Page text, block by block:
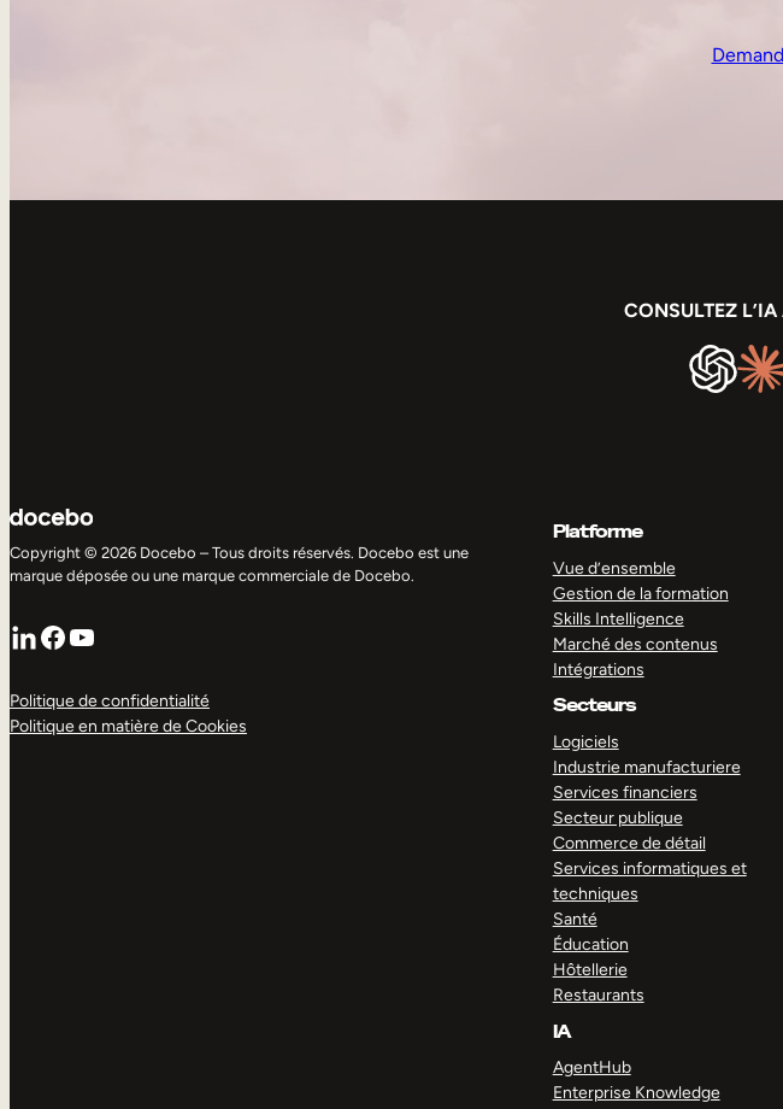
CONSULTEZ
Copyright © 2026 Docebo – Tous droits réservés. Docebo est une
marque déposée ou une marque commerciale de Docebo.
LinkedIn
Facebook
YouTube
Politique de confidentialité
Politique en matière de Cookies
Platforme
Vue d’ensemble
Gestion de la formation
Skills Intelligence
Marché des contenus
Intégrations
Secteurs
Logiciels
Industrie manufacturiere
Services financiers
Secteur publique
Commerce de détail
Services informatiques et
techniques
Santé
Éducation
Hôtellerie
Restaurants
IA
AgentHub
Enterprise Knowledge